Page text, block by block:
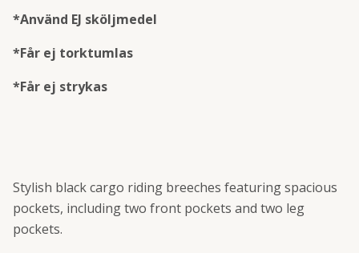
*Använd EJ sköljmedel
*Får ej torktumlas
*Får ej strykas
Stylish black cargo riding breeches featuring spacious
pockets, including two front pockets and two leg
pockets.